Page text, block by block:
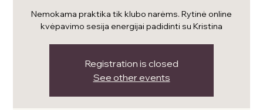
Nemokama praktika tik klubo narėms. Rytinė online
kvėpavimo sesija energijai padidinti su Kristina
Registration is closed
See other events